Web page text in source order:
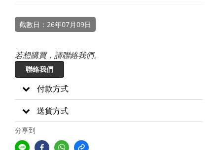
截數日：26年07月09日
若想購買，請聯絡我們。
聯絡我們
付款方式
送貨方式
分享到